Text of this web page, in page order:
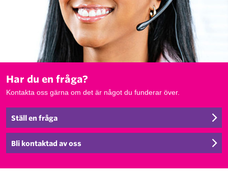
Har du en fråga?
Kontakta oss gärna om det är något du funderar över.
Ställ en fråga
Bli kontaktad av oss